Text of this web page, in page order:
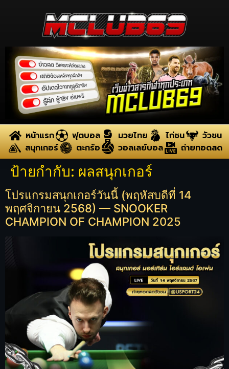
หน้าแรก ฟุตบอล มวยไทย ไก่ชน
วัวชน
สนุกเกอร์
ตะกร้อ วอลเลย์บอล ถ่ายทอดสด
ป้ายกำกับ: ผลสนุกเกอร์
โปรแกรมสนุกเกอร์วันนี้ (พฤหัสบดีที่ 14
พฤศจิกายน 2568) — SNOOKER
CHAMPION OF CHAMPION 2025